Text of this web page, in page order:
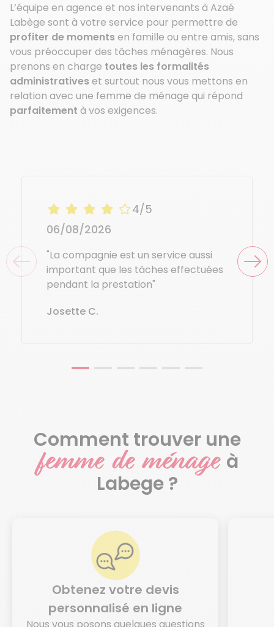
L’équipe en agence et nos intervenants à Azaé
Labège sont à votre service pour permettre de
profiter de moments en famille ou entre amis, sans
vous préoccuper des tâches ménagères. Nous
prenons en charge toutes les formalités
administratives et surtout nous vous mettons en
relation avec une femme de ménage qui répond
parfaitement à vos exigences.
4/5
06/08/2026
"La compagnie est un service aussi
important que les tâches effectuées
pendant la prestation"
Josette C.
Comment trouver une
femme de ménage à
Labege ?
Obtenez votre devis
personnalisé en ligne
Nous vous posons quelques questions